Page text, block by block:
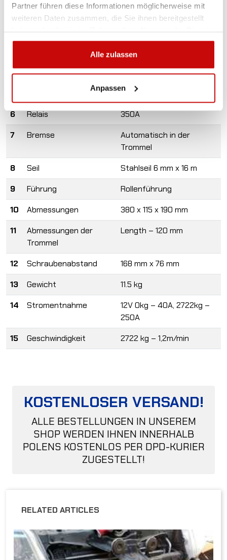
Partner führen diese Informationen möglicherweise mit
weiteren Daten zusammen, die Sie ihnen bereitgestellt
gesammelt haben.
Alle zulassen
Anpassen
1 Zugkraft
2722 kg
3-st. Planeten
4
Übersetzung
226:1
12V
6
Relais
350A
7
Bremse
Automatisch in der
Trommel
8
Seil Stahlseil 6 mm x 16 m
9
Führung
Rollenführung
10
Abmessungen
380 x 115 x 190 mm
11
Abmessungen der
Trommel
Length – 120 mm
12 Schraubenabstand
168 mm x 76 mm
13
Gewicht
11.5 kg
14
Stromentnahme
12V 0kg – 40A, 2722kg –
250A
15
Geschwindigkeit 2722 kg – 1,2m/min
KOSTENLOSER VERSAND!
ALLE BESTELLUNGEN IN UNSEREM
SHOP WERDEN IHNEN INNERHALB
POLENS KOSTENLOS PER DPD-KURIER
ZUGESTELLT!
RELATED ARTICLES